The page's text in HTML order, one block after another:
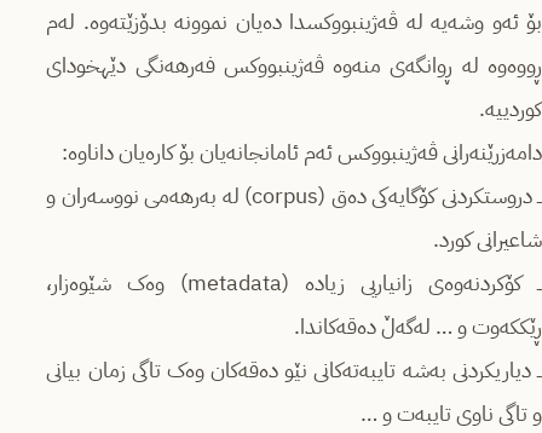
بۆ ئەو وشەیە لە ڤەژینبووکسدا دەیان نموونە بدۆزێتەوە. لەم
ڕووەوە له ڕوانگەی منەوە ڤەژینبووکس فەرهەنگی دێهخودای
کوردییە.
دامەزرێنەرانی ڤەژینبووکس ئەم ئامانجانەیان بۆ کارەیان داناوە:
ــ دروستکردنی کۆگایەکی دەق (corpus) لە بەرهەمی نووسەران و
شاعیرانی کورد.
ــ کۆکردنەوەی زانیاریی زیادە (metadata) وەک شێوەزار،
ڕێککەوت و … لەگەڵ دەقەکاندا.
ــ دیاریکردنی بەشە تایبەتەکانی نێو دەقەکان وەک تاگی زمان بیانی
و تاگی ناوی تایبەت و …